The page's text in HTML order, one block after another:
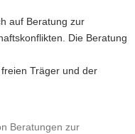
auf Beratung zur
Die Beratung
Träger und der
Beratungen zur